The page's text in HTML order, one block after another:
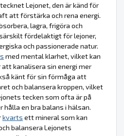
Lejonet, den är känd för
att förstärka och rena energi.
lagra, frigöra och
fördelaktigt för lejoner,
och passionerade natur.
med mental klarhet, vilket kan
kanalisera sin energi mer
känt för sin förmåga att
och balansera kroppen, vilket
tecken som ofta är på
hålla en bra balans i hälsan.
kvarts ett mineral som kan
balansera Lejonets